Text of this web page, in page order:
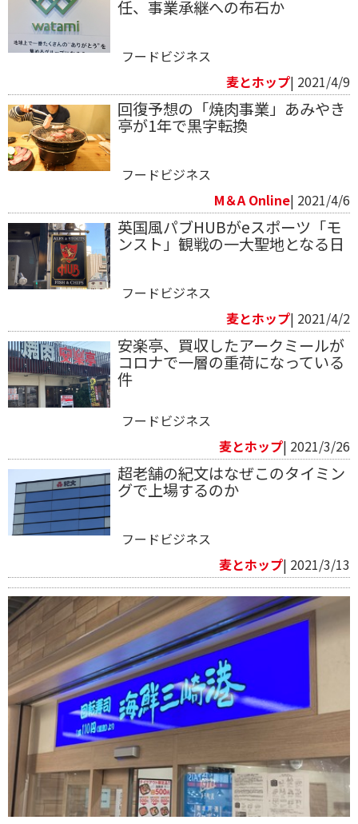
任、事業承継への布石か
フードビジネス
麦とホップ| 2021/4/9
回復予想の「焼肉事業」あみやき
亭が1年で黒字転換
フードビジネス
M＆A Online| 2021/4/6
英国風パブHUBがeスポーツ「モ
ンスト」観戦の一大聖地となる日
フードビジネス
麦とホップ| 2021/4/2
安楽亭、買収したアークミールが
コロナで一層の重荷になっている
件
フードビジネス
麦とホップ| 2021/3/26
超老舗の紀文はなぜこのタイミン
グで上場するのか
フードビジネス
麦とホップ| 2021/3/13